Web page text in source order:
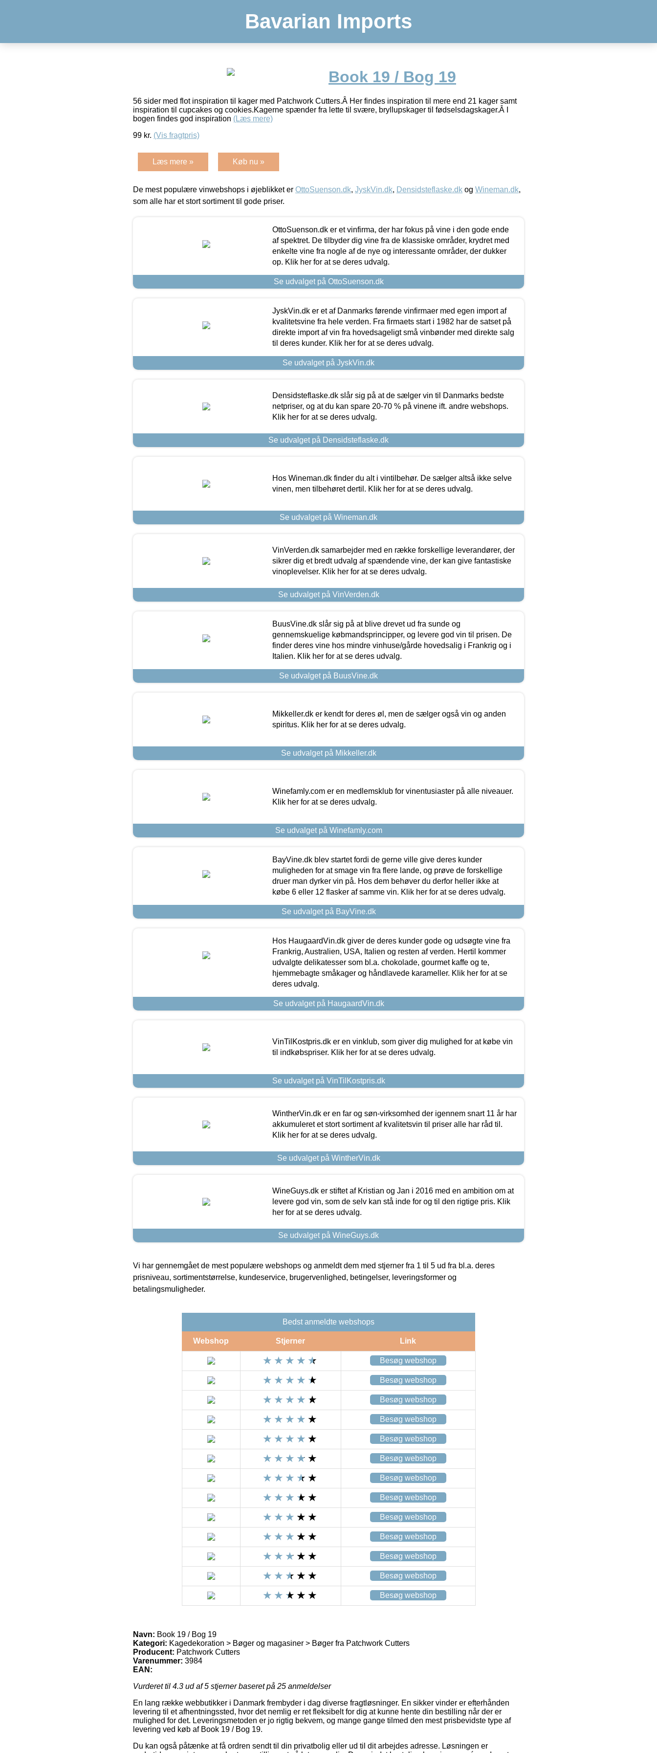
Bavarian Imports
Book 19 / Bog 19
56 sider med flot inspiration til kager med Patchwork Cutters.Â Her findes inspiration til mere end 21 kager samt
inspiration til cupcakes og cookies.Kagerne spænder fra lette til svære, bryllupskager til fødselsdagskager.Â I
bogen findes god inspiration (Læs mere)
99 kr. (Vis fragtpris)
Læs mere » Køb nu »
De mest populære vinwebshops i øjeblikket er OttoSuenson.dk, JyskVin.dk, Densidsteflaske.dk og Wineman.dk,
som alle har et stort sortiment til gode priser.
OttoSuenson.dk er et vinfirma, der har fokus på vine i den gode ende
af spektret. De tilbyder dig vine fra de klassiske områder, krydret med
enkelte vine fra nogle af de nye og interessante områder, der dukker
op. Klik her for at se deres udvalg.
Se udvalget på OttoSuenson.dk
JyskVin.dk er et af Danmarks førende vinfirmaer med egen import af
kvalitetsvine fra hele verden. Fra firmaets start i 1982 har de satset på
direkte import af vin fra hovedsageligt små vinbønder med direkte salg
til deres kunder. Klik her for at se deres udvalg.
Se udvalget på JyskVin.dk
Densidsteflaske.dk slår sig på at de sælger vin til Danmarks bedste
netpriser, og at du kan spare 20-70 % på vinene ift. andre webshops.
Klik her for at se deres udvalg.
Se udvalget på Densidsteflaske.dk
Hos Wineman.dk finder du alt i vintilbehør. De sælger altså ikke selve
vinen, men tilbehøret dertil. Klik her for at se deres udvalg.
Se udvalget på Wineman.dk
VinVerden.dk samarbejder med en række forskellige leverandører, der
sikrer dig et bredt udvalg af spændende vine, der kan give fantastiske
vinoplevelser. Klik her for at se deres udvalg.
Se udvalget på VinVerden.dk
BuusVine.dk slår sig på at blive drevet ud fra sunde og
gennemskuelige købmandsprincipper, og levere god vin til prisen. De
finder deres vine hos mindre vinhuse/gårde hovedsalig i Frankrig og i
Italien. Klik her for at se deres udvalg.
Se udvalget på BuusVine.dk
Mikkeller.dk er kendt for deres øl, men de sælger også vin og anden
spiritus. Klik her for at se deres udvalg.
Se udvalget på Mikkeller.dk
Winefamly.com er en medlemsklub for vinentusiaster på alle niveauer.
Klik her for at se deres udvalg.
Se udvalget på Winefamly.com
BayVine.dk blev startet fordi de gerne ville give deres kunder
muligheden for at smage vin fra flere lande, og prøve de forskellige
druer man dyrker vin på. Hos dem behøver du derfor heller ikke at
købe 6 eller 12 flasker af samme vin. Klik her for at se deres udvalg.
Se udvalget på BayVine.dk
Hos HaugaardVin.dk giver de deres kunder gode og udsøgte vine fra
Frankrig, Australien, USA, Italien og resten af verden. Hertil kommer
udvalgte delikatesser som bl.a. chokolade, gourmet kaffe og te,
hjemmebagte småkager og håndlavede karameller. Klik her for at se
deres udvalg.
Se udvalget på HaugaardVin.dk
VinTilKostpris.dk er en vinklub, som giver dig mulighed for at købe vin
til indkøbspriser. Klik her for at se deres udvalg.
Se udvalget på VinTilKostpris.dk
WintherVin.dk er en far og søn-virksomhed der igennem snart 11 år har
akkumuleret et stort sortiment af kvalitetsvin til priser alle har råd til.
Klik her for at se deres udvalg.
Se udvalget på WintherVin.dk
WineGuys.dk er stiftet af Kristian og Jan i 2016 med en ambition om at
levere god vin, som de selv kan stå inde for og til den rigtige pris. Klik
her for at se deres udvalg.
Se udvalget på WineGuys.dk
Vi har gennemgået de mest populære webshops og anmeldt dem med stjerner fra 1 til 5 ud fra bl.a. deres
prisniveau, sortimentstørrelse, kundeservice, brugervenlighed, betingelser, leveringsformer og
betalingsmuligheder.
Bedst anmeldte webshops
Webshop Stjerner Link
Besøg webshop
Besøg webshop
Besøg webshop
Besøg webshop
Besøg webshop
Besøg webshop
Besøg webshop
Besøg webshop
Besøg webshop
Besøg webshop
Besøg webshop
Besøg webshop
Besøg webshop
Navn: Book 19 / Bog 19
Kategori: Kagedekoration > Bøger og magasiner > Bøger fra Patchwork Cutters
Producent: Patchwork Cutters
Varenummer: 3984
EAN:
Vurderet til 4.3 ud af 5 stjerner baseret på 25 anmeldelser
En lang række webbutikker i Danmark frembyder i dag diverse fragtløsninger. En sikker vinder er efterhånden
levering til et afhentningssted, hvor det nemlig er ret fleksibelt for dig at kunne hente din bestilling når der er
mulighed for det. Leveringsmetoden er jo rigtig bekvem, og mange gange tilmed den mest prisbevidste type af
levering ved køb af Book 19 / Bog 19.
Du kan også påtænke at få ordren sendt til din privatbolig eller ud til dit arbejdes adresse. Løsningen er